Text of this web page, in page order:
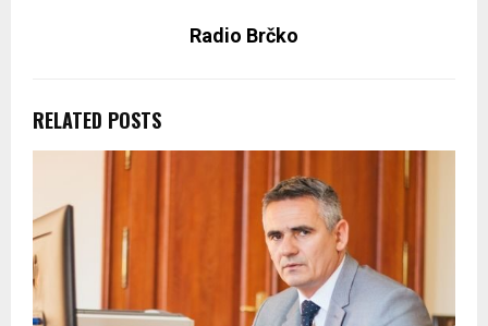
Radio Brčko
RELATED POSTS